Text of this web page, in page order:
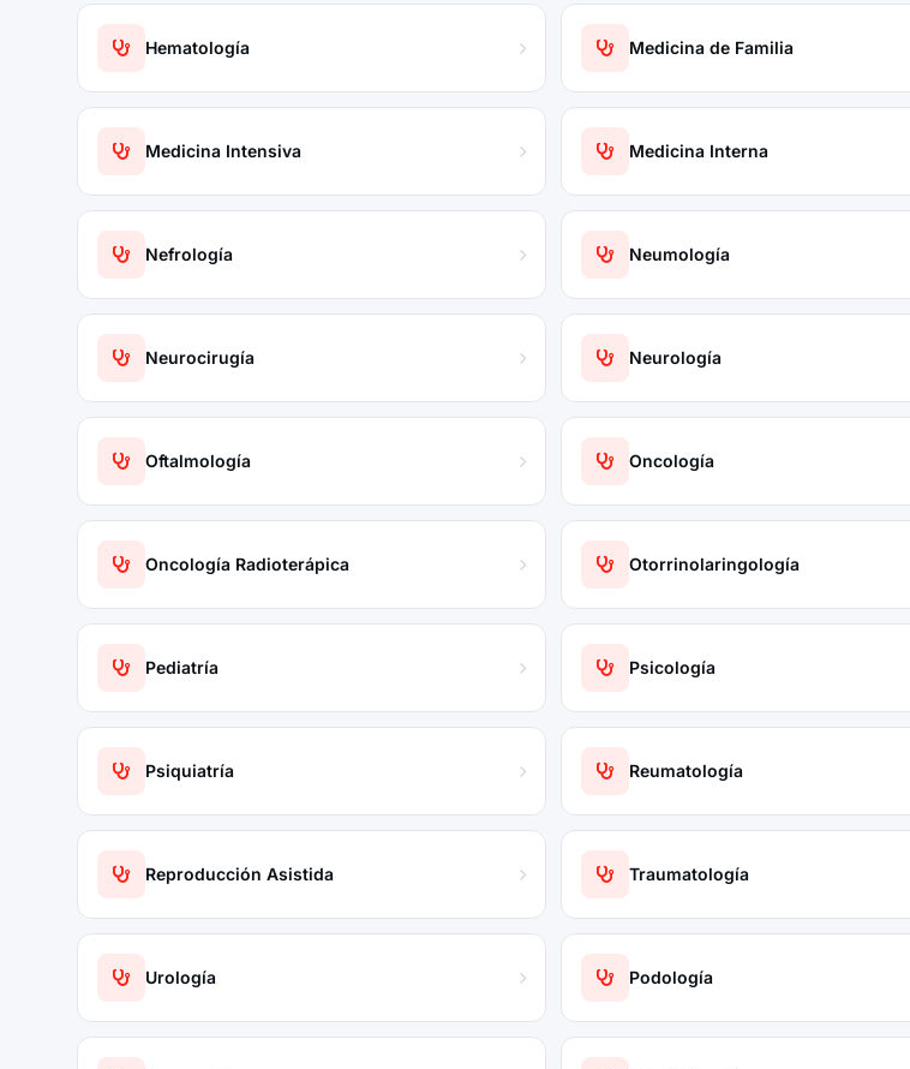
Hematología Medicina de Familia
Medicina Intensiva Medicina Interna
Nefrología Neumología
Neurocirugía Neurología
Oftalmología Oncología
Oncología Radioterápica Otorrinolaringología
Pediatría Psicología
Psiquiatría Reumatología
Reproducción Asistida Traumatología
Urología Podología